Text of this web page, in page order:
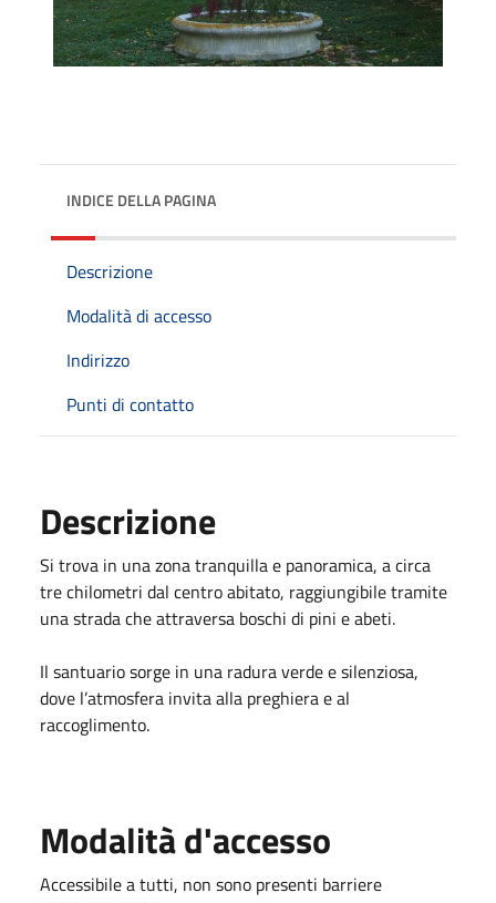
INDICE DELLA PAGINA
Descrizione
Modalità di accesso
Indirizzo
Punti di contatto
Descrizione
Si trova in una zona tranquilla e panoramica, a circa
tre chilometri dal centro abitato, raggiungibile tramite
una strada che attraversa boschi di pini e abeti.
Il santuario sorge in una radura verde e silenziosa,
dove l’atmosfera invita alla preghiera e al
raccoglimento.
Modalità d'accesso
Accessibile a tutti, non sono presenti barriere